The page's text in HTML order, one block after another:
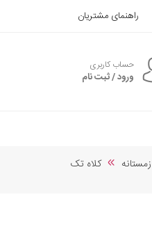
راهنمای مشتریان
حساب کاربری
ورود / ثبت نام
کلاه تک